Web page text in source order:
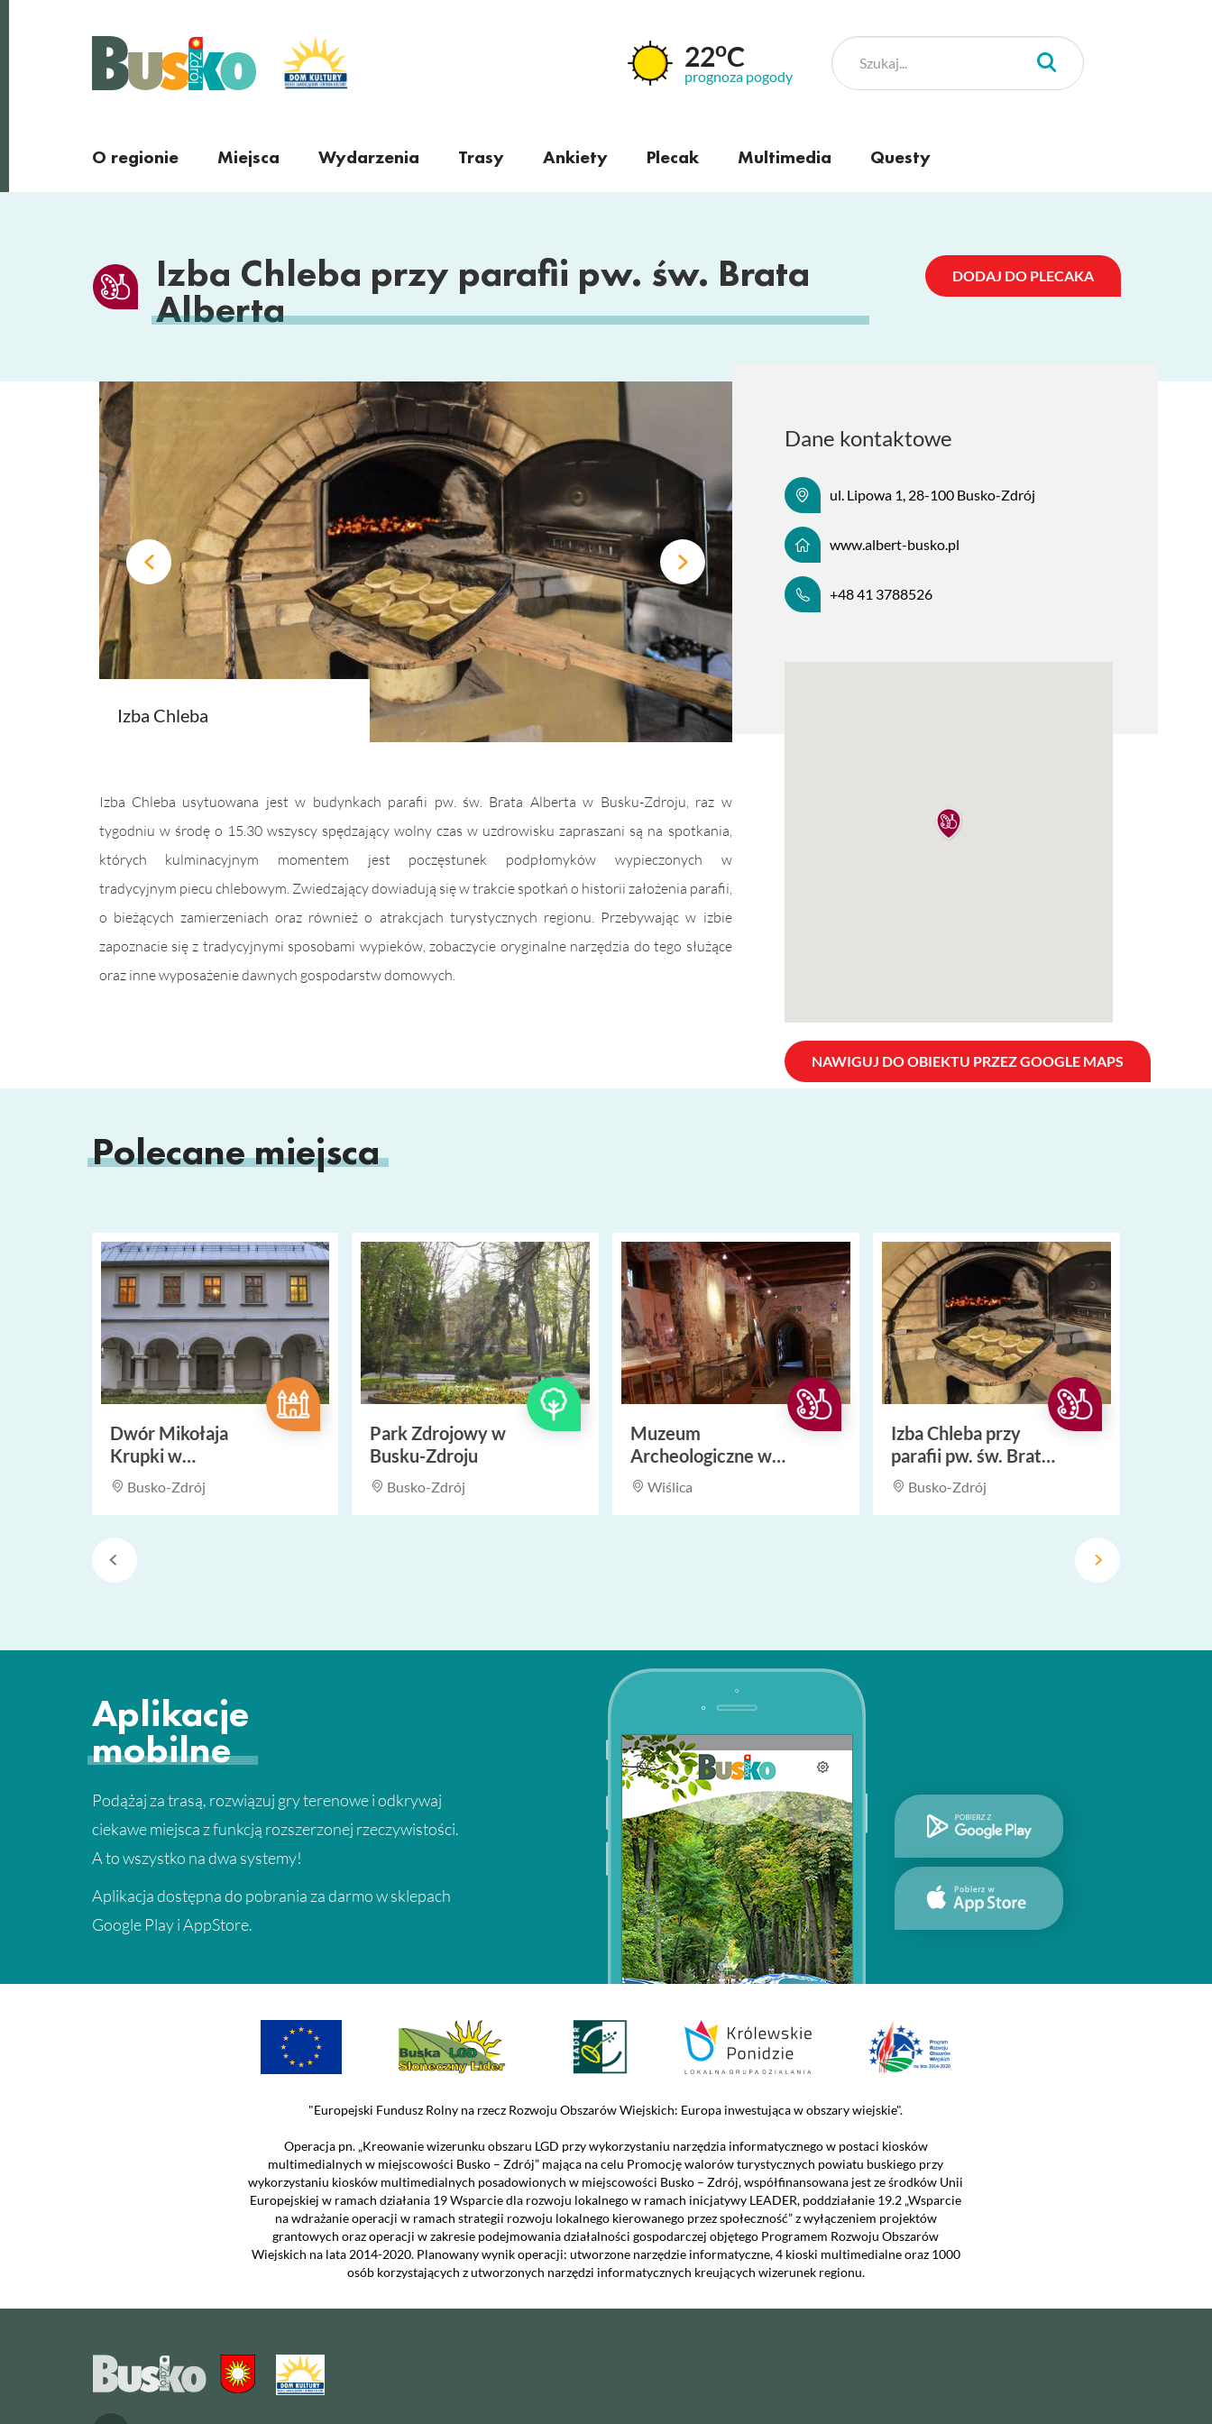
Busko Zdrój 22oC
prognoza pogody
O regionie Miejsca Wydarzenia Trasy Ankiety Plecak Multimedia Questy
Izba Chleba przy parafii pw. św. Brata
Alberta
DODAJ DO PLECAKA
Izba Chleba
Izba Chleba usytuowana jest w budynkach parafii pw. św. Brata Alberta w Busku-Zdroju, raz w
tygodniu w środę o 15.30 wszyscy spędzający wolny czas w uzdrowisku zapraszani są na spotkania,
których kulminacyjnym momentem jest poczęstunek podpłomyków wypieczonych w
tradycyjnym piecu chlebowym. Zwiedzający dowiadują się w trakcie spotkań o historii założenia parafii,
o bieżących zamierzeniach oraz również o atrakcjach turystycznych regionu. Przebywając w izbie
zapoznacie się z tradycyjnymi sposobami wypieków, zobaczycie oryginalne narzędzia do tego służące
oraz inne wyposażenie dawnych gospodarstw domowych.
Dane kontaktowe
ul. Lipowa 1, 28-100 Busko-Zdrój
www.albert-busko.pl
+48 41 3788526
NAWIGUJ DO OBIEKTU PRZEZ GOOGLE MAPS
Polecane miejsca
Dwór Mikołaja
Krupki w
Widuchowej
Busko-Zdrój
Park Zdrojowy w
Busku-Zdroju
Busko-Zdrój
Muzeum
Archeologiczne w
Wiślicy
Wiślica
Izba Chleba przy
parafii pw. św. Brata
Alberta
Busko-Zdrój
Aplikacje
mobilne
Podążaj za trasą, rozwiązuj gry terenowe i odkrywaj
ciekawe miejsca z funkcją rozszerzonej rzeczywistości.
A to wszystko na dwa systemy!
Aplikacja dostępna do pobrania za darmo w sklepach
Google Play i AppStore.
"Europejski Fundusz Rolny na rzecz Rozwoju Obszarów Wiejskich: Europa inwestująca w obszary wiejskie".
Operacja pn. „Kreowanie wizerunku obszaru LGD przy wykorzystaniu narzędzia informatycznego w postaci kiosków
multimedialnych w miejscowości Busko – Zdrój” mająca na celu Promocję walorów turystycznych powiatu buskiego przy
wykorzystaniu kiosków multimedialnych posadowionych w miejscowości Busko – Zdrój, współfinansowana jest ze środków Unii
Europejskiej w ramach działania 19 Wsparcie dla rozwoju lokalnego w ramach inicjatywy LEADER, poddziałanie 19.2 „Wsparcie
na wdrażanie operacji w ramach strategii rozwoju lokalnego kierowanego przez społeczność” z wyłączeniem projektów
grantowych oraz operacji w zakresie podejmowania działalności gospodarczej objętego Programem Rozwoju Obszarów
Wiejskich na lata 2014-2020. Planowany wynik operacji: utworzone narzędzie informatyczne, 4 kioski multimedialne oraz 1000
osób korzystających z utworzonych narzędzi informatycznych kreujących wizerunek regionu.